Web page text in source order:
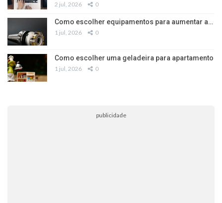
2 jul, 2026 0
Como escolher equipamentos para aumentar a…
1 jul, 2026 0
Como escolher uma geladeira para apartamento
1 jul, 2026 0
publicidade